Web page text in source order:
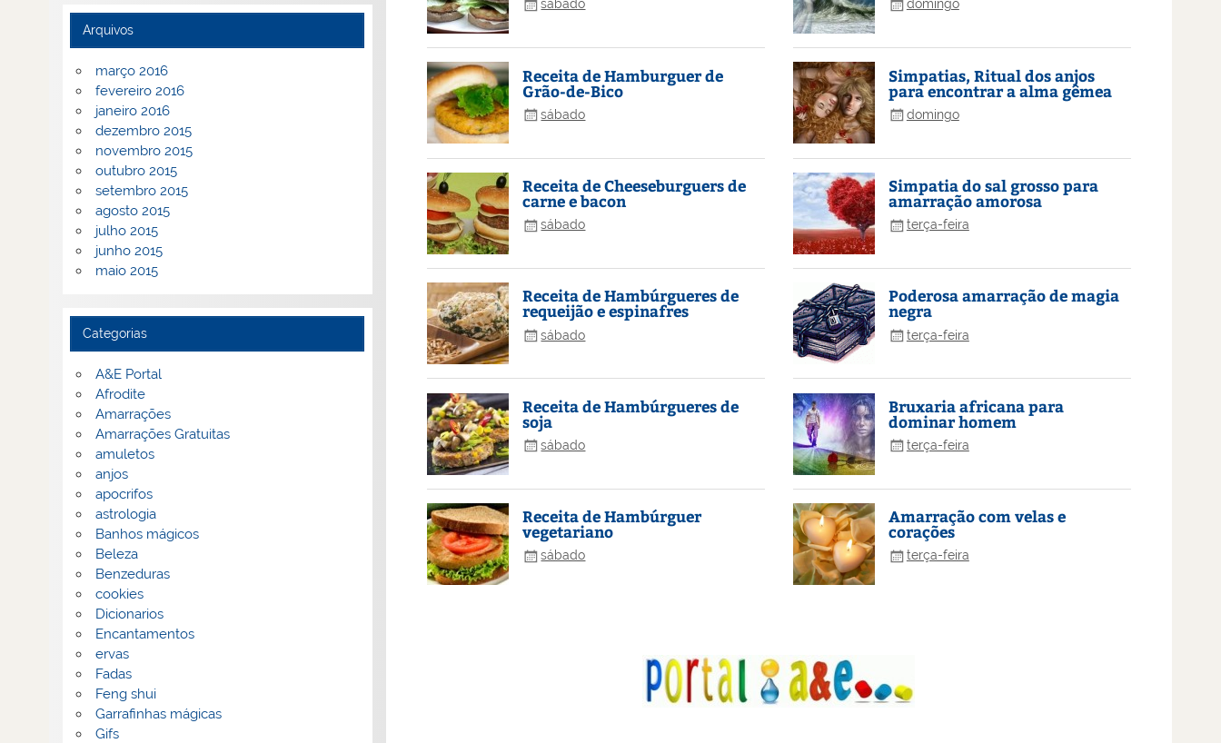
sábado
Receita de Hamburguer de
Grão-de-Bico
sábado
Receita de Cheeseburguers de
carne e bacon
sábado
Receita de Hambúrgueres de
requeijão e espinafres
sábado
Receita de Hambúrgueres de
soja
sábado
Receita de Hambúrguer
vegetariano
sábado
domingo
Simpatias, Ritual dos anjos
para encontrar a alma gêmea
domingo
Simpatia do sal grosso para
amarração amorosa
terça-feira
Poderosa amarração de magia
negra
terça-feira
Bruxaria africana para
dominar homem
terça-feira
Amarração com velas e
corações
terça-feira
Arquivos
março 2016
fevereiro 2016
janeiro 2016
dezembro 2015
novembro 2015
outubro 2015
setembro 2015
agosto 2015
julho 2015
junho 2015
maio 2015
Categorias
A&E Portal
Afrodite
Amarrações
Amarrações Gratuitas
amuletos
anjos
apocrifos
astrologia
Banhos mágicos
Beleza
Benzeduras
cookies
Dicionarios
Encantamentos
ervas
Fadas
Feng shui
Garrafinhas mágicas
Gifs